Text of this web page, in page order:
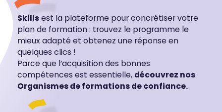
Skillsest la plateforme pour concrétiser votre
plan de formation : trouvez le programme le
mieux adapté et obtenez une réponse en
quelques clics !
Parce que l’acquisition des bonnes
compétences est essentielle, découvrez nos
Organismes de formations de confiance.